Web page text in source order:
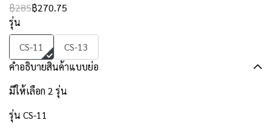
฿285฿270.75
รุ่น
CS-11
CS-13
คำอธิบายสินค้าแบบย่อ
มีให้เลือก 2 รุ่น
รุ่น CS-11